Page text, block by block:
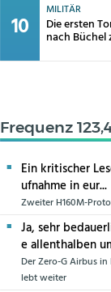
MILITÄR
Die ersten
nach
Frequenz
Ein kritischer
ufnahme in eur...
Zweiter H160M-
Ja, sehr
e allenthalben
Der Zero-G Airbus
lebt weiter